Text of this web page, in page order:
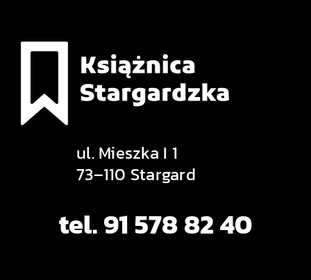
ul. Mieszka I 1
73–110 Stargard
tel. 91 578 82 40